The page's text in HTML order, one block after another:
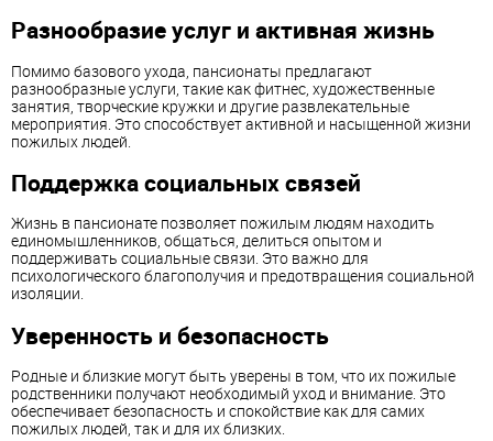
Разнообразие услуг и активная жизнь
Помимо базового ухода, пансионаты предлагают
разнообразные услуги, такие как фитнес, художественные
занятия, творческие кружки и другие развлекательные
мероприятия. Это способствует активной и насыщенной жизни
пожилых людей.
Поддержка социальных связей
Жизнь в пансионате позволяет пожилым людям находить
единомышленников, общаться, делиться опытом и
поддерживать социальные связи. Это важно для
психологического благополучия и предотвращения социальной
изоляции.
Уверенность и безопасность
Родные и близкие могут быть уверены в том, что их пожилые
родственники получают необходимый уход и внимание. Это
обеспечивает безопасность и спокойствие как для самих
пожилых людей, так и для их близких.